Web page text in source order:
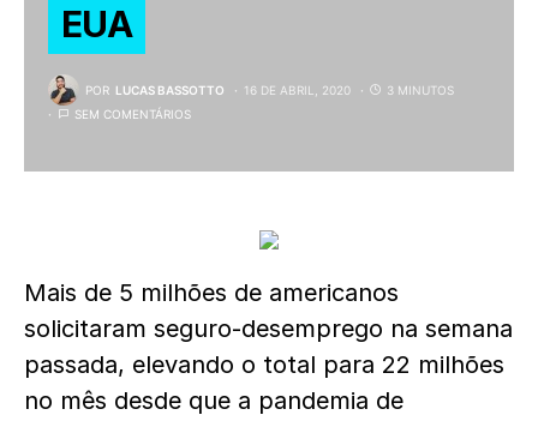
EUA
POR LUCAS BASSOTTO 16 DE ABRIL, 2020
3 MINUTOS
SEM COMENTÁRIOS
Mais de 5 milhões de americanos
solicitaram seguro-desemprego na semana
passada, elevando o total para 22 milhões
no mês desde que a pandemia de